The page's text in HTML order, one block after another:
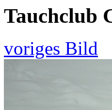
Tauchclub
voriges Bild